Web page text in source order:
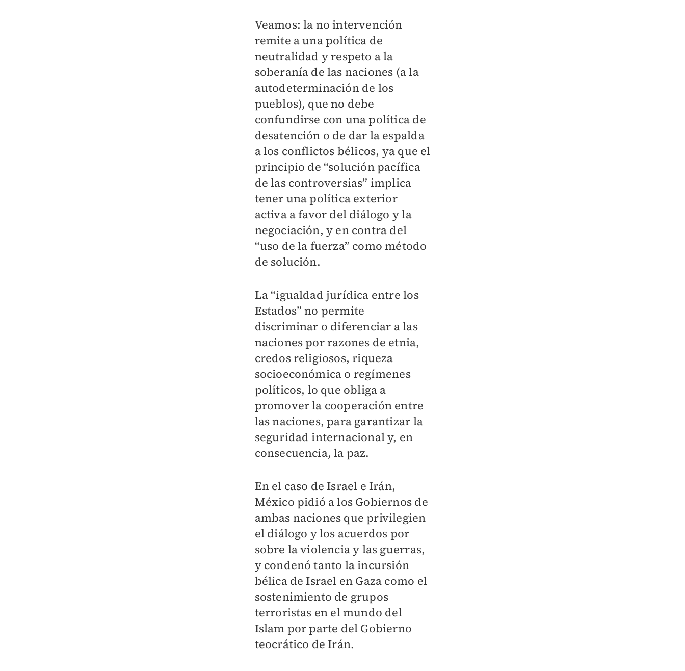
Veamos: la no intervención
remite a una política de
neutralidad y respeto a la
soberanía de las naciones (a la
autodeterminación de los
pueblos), que no debe
confundirse con una política de
desatención o de dar la espalda
a los conflictos bélicos, ya que el
principio de “solución pacífica
de las controversias” implica
tener una política exterior
activa a favor del diálogo y la
negociación, y en contra del
“uso de la fuerza” como método
de solución.
La “igualdad jurídica entre los
Estados” no permite
discriminar o diferenciar a las
naciones por razones de etnia,
credos religiosos, riqueza
socioeconómica o regímenes
políticos, lo que obliga a
promover la cooperación entre
las naciones, para garantizar la
seguridad internacional y, en
consecuencia, la paz.
En el caso de Israel e Irán,
México pidió a los Gobiernos de
ambas naciones que privilegien
el diálogo y los acuerdos por
sobre la violencia y las guerras,
y condenó tanto la incursión
bélica de Israel en Gaza como el
sostenimiento de grupos
terroristas en el mundo del
Islam por parte del Gobierno
teocrático de Irán.